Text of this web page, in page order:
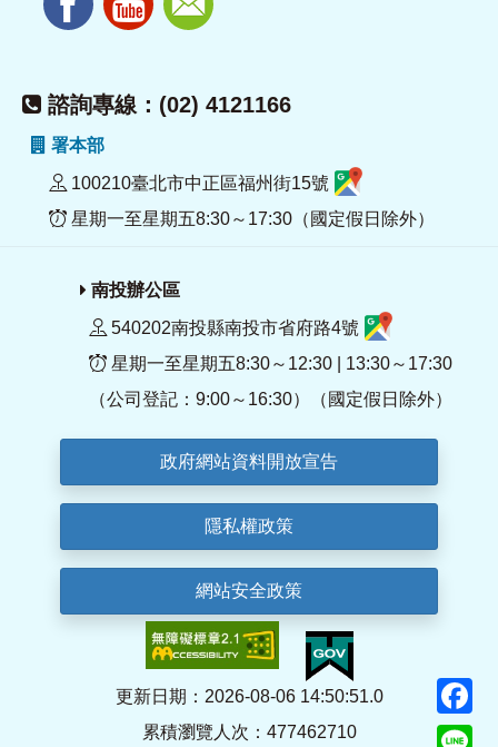
諮詢專線：(02) 4121166
署本部
100210臺北市中正區福州街15號
星期一至星期五8:30～17:30（國定假日除外）
南投辦公區
540202南投縣南投市省府路4號
星期一至星期五8:30～12:30 | 13:30～17:30
（公司登記：9:00～16:30）（國定假日除外）
政府網站資料開放宣告
隱私權政策
網站安全政策
更新日期：2026-08-06 14:50:51.0
累積瀏覽人次：477462710